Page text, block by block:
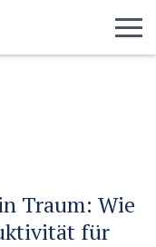
Traum: Wie
für